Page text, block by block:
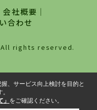
お客様との末長い
暮らしから、就
などなど一生涯に
て、地域に密着し
ちができればと強
会社概要 ｜
合わせ
All rights reserved.
、サービス向上検討を目的と
をご確認ください。